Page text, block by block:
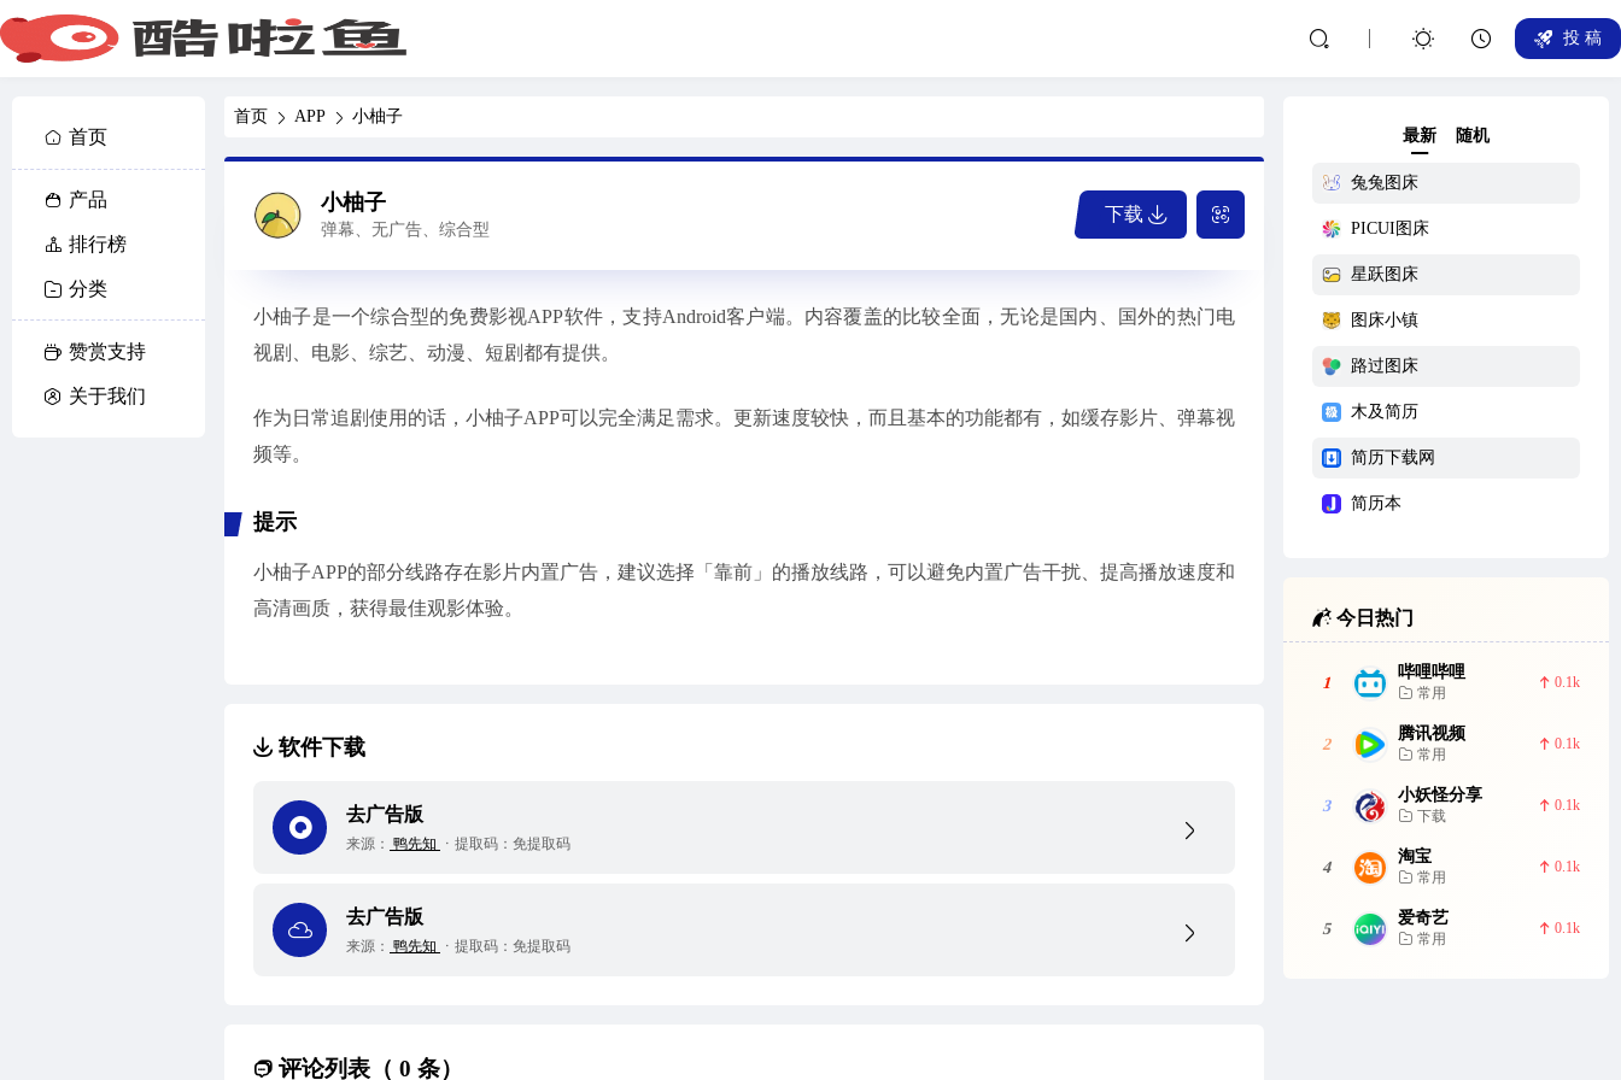
投 稿
首页
产品
排行榜
分类
赞赏支持
关于我们
首页 APP 小柚子
小柚子
弹幕、无广告、综合型
下载
小柚子是一个综合型的免费影视APP软件，支持Android客户端。内容覆盖的比较全面，无论是国内、国外的热门电
视剧、电影、综艺、动漫、短剧都有提供。
作为日常追剧使用的话，小柚子APP可以完全满足需求。更新速度较快，而且基本的功能都有，如缓存影片、弹幕视
频等。
提示
小柚子APP的部分线路存在影片内置广告，建议选择「靠前」的播放线路，可以避免内置广告干扰、提高播放速度和
高清画质，获得最佳观影体验。
软件下载
去广告版
来源： 鸭先知 提取码： 免提取码
去广告版
来源： 鸭先知 提取码： 免提取码
评论列表（ 0 条）
最新 随机
兔兔图床
PICUI图床
星跃图床
图床小镇
路过图床
木及简历
简历下载网
简历本
今日热门
1
哔哩哔哩
常用
0.1k
2
腾讯视频
常用
0.1k
3
小妖怪分享
下载
0.1k
4
淘宝
常用
0.1k
5
爱奇艺
常用
0.1k